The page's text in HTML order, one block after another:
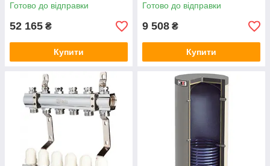
Готово до відправки
52 165 ₴
Купити
Готово до відправки
9 508 ₴
Купити